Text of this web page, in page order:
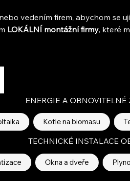
vedením firem, abychom se
LOKÁLNÍ montážní firmy, které
ENERGIE A OBNOVITELNÉ
Kotle na biomasu
TECHNICKÉ INSTALACE
Okna a dveře